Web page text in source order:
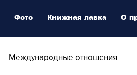
Международные отношения
Фото Книжная лавка О